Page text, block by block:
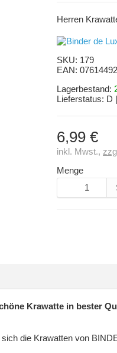
Herren
SKU: 179
EAN:
Lagerbestand:
Lieferstatus: D
6,99 €
inkl. Mwst.,
Menge
Krawatte in bester
die Krawatten von